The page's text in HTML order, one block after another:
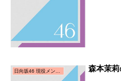
森本茉